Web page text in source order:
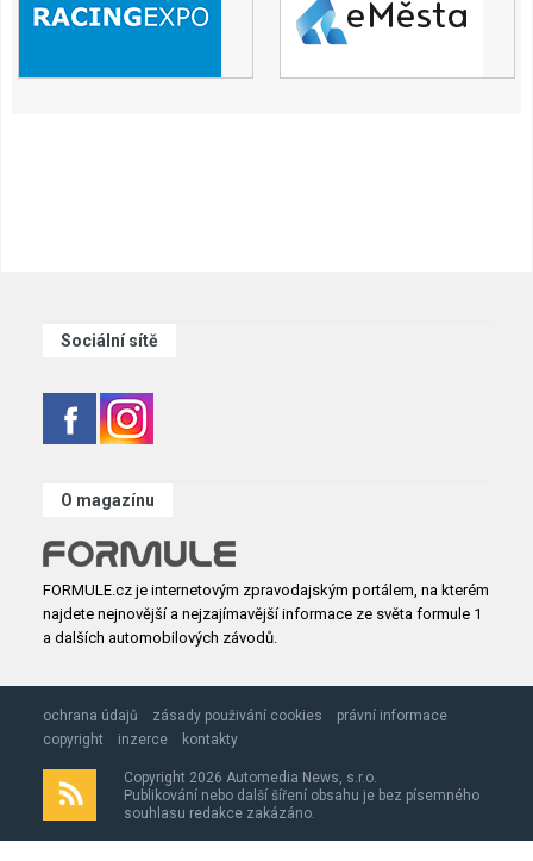
Sociální sítě
O magazínu
FORMULE.cz je internetovým zpravodajským portálem, na kterém
najdete nejnovější a nejzajímavější informace ze světa formule 1
a dalších automobilových závodů.
ochrana údajů zásady použivání cookies
právní informace
copyright
inzerce kontakty
Copyright 2026 Automedia News, s.r.o.
Publikování nebo další šíření obsahu je bez písemného
souhlasu redakce zakázáno.